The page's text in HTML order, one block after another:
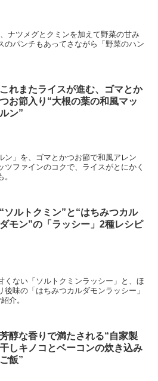
ナツメグとクミンを加えて野菜の甘み
のパンチもあってさながら「野菜のハン
これまたライスが進む、ゴマとか
つお節入り“大根の葉の和風マッ
ルン”
ン」を、ゴマとかつお節で和風アレン
ツファインのコクで、ライスがとにかく
“ソルトクミン”と“はちみつカル
ダモン”の「ラッシー」2種レシピ
くない「ソルトクミンラッシー」と、ほ
後味の「はちみつカルダモンラッシー」
介。
芳醇な香りで満たされる“自家製
干しキノコとベーコンの炊き込み
ご飯”